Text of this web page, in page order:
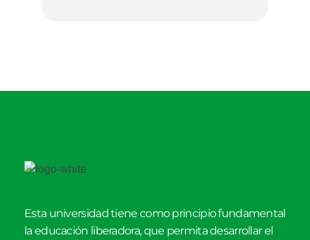
Esta universidad tiene como principio fundamental
la educación liberadora, que permita desarrollar el